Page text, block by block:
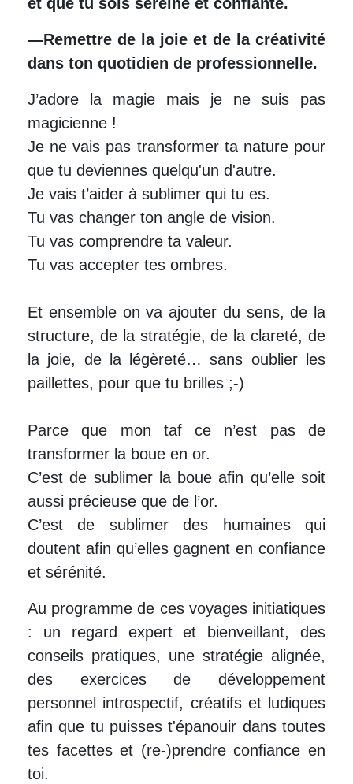
—Remettre de la joie et de la créativité
dans ton quotidien de professionnelle.
J’adore la magie mais je ne suis pas
magicienne !
Je ne vais pas transformer ta nature pour
que tu deviennes quelqu'un d'autre.
Je vais t’aider à sublimer qui tu es.
Tu vas changer ton angle de vision.
Tu vas comprendre ta valeur.
Tu vas accepter tes ombres.
Et ensemble on va ajouter du sens, de la
structure, de la stratégie, de la clareté, de
la joie, de la légèreté… sans oublier les
paillettes, pour que tu brilles ;-)
Parce que mon taf ce n’est pas de
transformer la boue en or.
C’est de sublimer la boue afin qu’elle soit
aussi précieuse que de l’or.
C’est de sublimer des humaines qui
doutent afin qu’elles gagnent en confiance
et sérénité.
Au programme de ces voyages initiatiques
: un regard expert et bienveillant, des
conseils pratiques, une stratégie alignée,
des exercices de développement
personnel introspectif, créatifs et ludiques
aﬁn que tu puisses t'épanouir dans toutes
tes facettes et (re-)prendre conﬁance en
toi.